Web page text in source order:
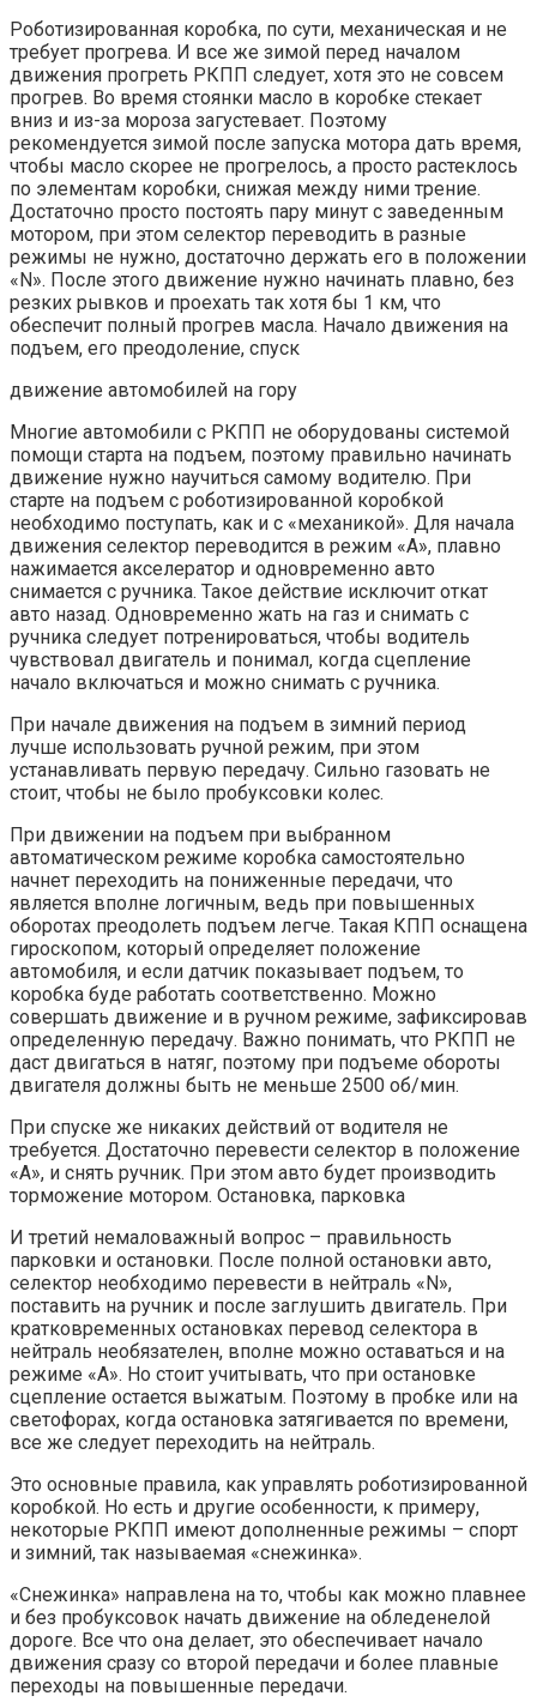
Роботизированная коробка, по сути, механическая и не
требует прогрева. И все же зимой перед началом
движения прогреть РКПП следует, хотя это не совсем
прогрев. Во время стоянки масло в коробке стекает
вниз и из-за мороза загустевает. Поэтому
рекомендуется зимой после запуска мотора дать время,
чтобы масло скорее не прогрелось, а просто растеклось
по элементам коробки, снижая между ними трение.
Достаточно просто постоять пару минут с заведенным
мотором, при этом селектор переводить в разные
режимы не нужно, достаточно держать его в положении
«N». После этого движение нужно начинать плавно, без
резких рывков и проехать так хотя бы 1 км, что
обеспечит полный прогрев масла. Начало движения на
подъем, его преодоление, спуск
движение автомобилей на гору
Многие автомобили с РКПП не оборудованы системой
помощи старта на подъем, поэтому правильно начинать
движение нужно научиться самому водителю. При
старте на подъем с роботизированной коробкой
необходимо поступать, как и с «механикой». Для начала
движения селектор переводится в режим «А», плавно
нажимается акселератор и одновременно авто
снимается с ручника. Такое действие исключит откат
авто назад. Одновременно жать на газ и снимать с
ручника следует потренироваться, чтобы водитель
чувствовал двигатель и понимал, когда сцепление
начало включаться и можно снимать с ручника.
При начале движения на подъем в зимний период
лучше использовать ручной режим, при этом
устанавливать первую передачу. Сильно газовать не
стоит, чтобы не было пробуксовки колес.
При движении на подъем при выбранном
автоматическом режиме коробка самостоятельно
начнет переходить на пониженные передачи, что
является вполне логичным, ведь при повышенных
оборотах преодолеть подъем легче. Такая КПП оснащена
гироскопом, который определяет положение
автомобиля, и если датчик показывает подъем, то
коробка буде работать соответственно. Можно
совершать движение и в ручном режиме, зафиксировав
определенную передачу. Важно понимать, что РКПП не
даст двигаться в натяг, поэтому при подъеме обороты
двигателя должны быть не меньше 2500 об/мин.
При спуске же никаких действий от водителя не
требуется. Достаточно перевести селектор в положение
«А», и снять ручник. При этом авто будет производить
торможение мотором. Остановка, парковка
И третий немаловажный вопрос – правильность
парковки и остановки. После полной остановки авто,
селектор необходимо перевести в нейтраль «N»,
поставить на ручник и после заглушить двигатель. При
кратковременных остановках перевод селектора в
нейтраль необязателен, вполне можно оставаться и на
режиме «А». Но стоит учитывать, что при остановке
сцепление остается выжатым. Поэтому в пробке или на
светофорах, когда остановка затягивается по времени,
все же следует переходить на нейтраль.
Это основные правила, как управлять роботизированной
коробкой. Но есть и другие особенности, к примеру,
некоторые РКПП имеют дополненные режимы – спорт
и зимний, так называемая «снежинка».
«Снежинка» направлена на то, чтобы как можно плавнее
и без пробуксовок начать движение на обледенелой
дороге. Все что она делает, это обеспечивает начало
движения сразу со второй передачи и более плавные
переходы на повышенные передачи.